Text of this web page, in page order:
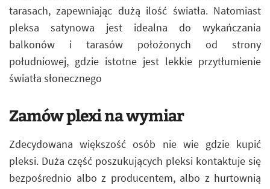
tarasach, zapewniając dużą ilość światła. Natomiast
pleksa satynowa jest idealna do wykańczania
balkonów i tarasów położonych od strony
południowej, gdzie istotne jest lekkie przytłumienie
światła słonecznego
Zamów plexi na wymiar
Zdecydowana większość osób nie wie gdzie kupić
pleksi. Duża część poszukujących pleksi kontaktuje się
bezpośrednio albo z producentem, albo z hurtownią